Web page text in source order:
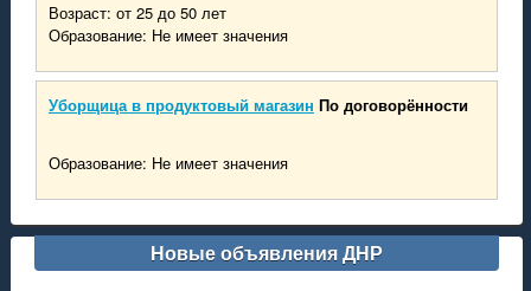
Возраст: от 25 до 50 лет
Образование: Не имеет значения
Уборщица в продуктовый магазин По договорённости
Образование: Не имеет значения
Новые объявления ДНР